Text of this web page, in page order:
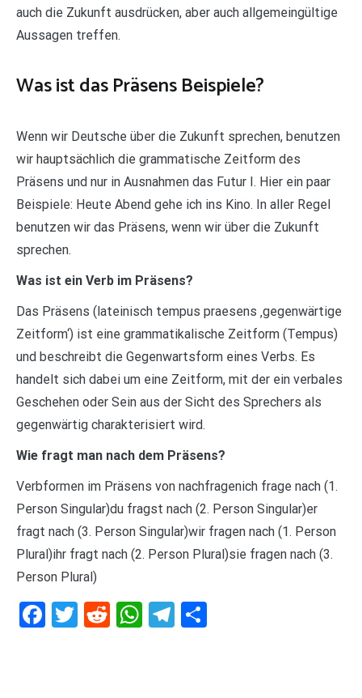
auch die Zukunft ausdrücken, aber auch allgemeingültige
Aussagen treffen.
Was ist das Präsens Beispiele?
Wenn wir Deutsche über die Zukunft sprechen, benutzen
wir hauptsächlich die grammatische Zeitform des
Präsens und nur in Ausnahmen das Futur I. Hier ein paar
Beispiele: Heute Abend gehe ich ins Kino. In aller Regel
benutzen wir das Präsens, wenn wir über die Zukunft
sprechen.
Was ist ein Verb im Präsens?
Das Präsens (lateinisch tempus praesens ‚gegenwärtige
Zeitform‘) ist eine grammatikalische Zeitform (Tempus)
und beschreibt die Gegenwartsform eines Verbs. Es
handelt sich dabei um eine Zeitform, mit der ein verbales
Geschehen oder Sein aus der Sicht des Sprechers als
gegenwärtig charakterisiert wird.
Wie fragt man nach dem Präsens?
Verbformen im Präsens von nachfragenich frage nach (1.
Person Singular)du fragst nach (2. Person Singular)er
fragt nach (3. Person Singular)wir fragen nach (1. Person
Plural)ihr fragt nach (2. Person Plural)sie fragen nach (3.
Person Plural)
Facebook
Twitter
RedditWhatsApp
Telegram